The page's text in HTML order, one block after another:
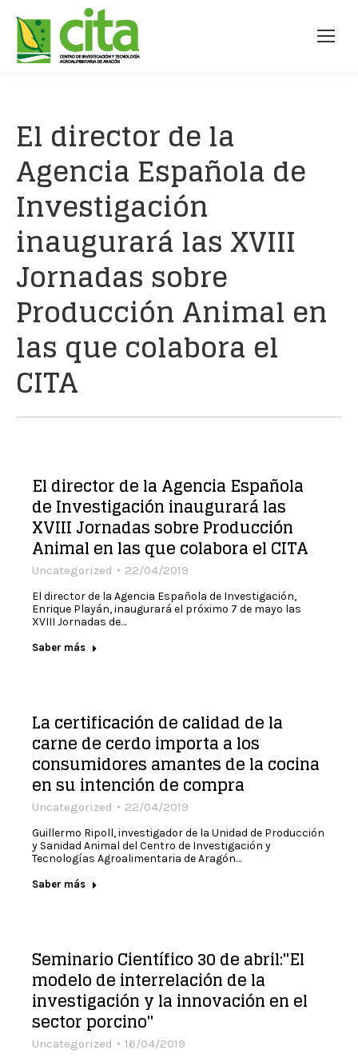
El director de la
Agencia Española de
Investigación
inaugurará las XVIII
Jornadas sobre
Producción Animal en
las que colabora el
CITA
El director de la Agencia Española
de Investigación inaugurará las
XVIII Jornadas sobre Producción
Animal en las que colabora el CITA
Uncategorized 22/04/2019
El director de la Agencia Española de Investigación,
Enrique Playán, inaugurará el próximo 7 de mayo las
XVIII Jornadas de…
Saber más
La certificación de calidad de la
carne de cerdo importa a los
consumidores amantes de la cocina
en su intención de compra
Uncategorized 22/04/2019
Guillermo Ripoll, investigador de la Unidad de Producción
y Sanidad Animal del Centro de Investigación y
Tecnologías Agroalimentaria de Aragón…
Saber más
Seminario Científico 30 de abril:"El
modelo de interrelación de la
investigación y la innovación en el
sector porcino"
Uncategorized 16/04/2019